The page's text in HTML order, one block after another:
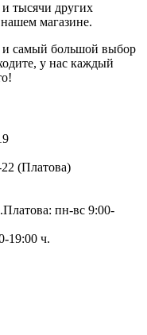
тысячи других
магазине.
самый большой выбор
у нас каждый
(Платова)
пн-вс 9:00-
19:00 ч.